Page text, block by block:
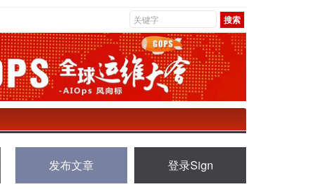
发布文章 登录Sign